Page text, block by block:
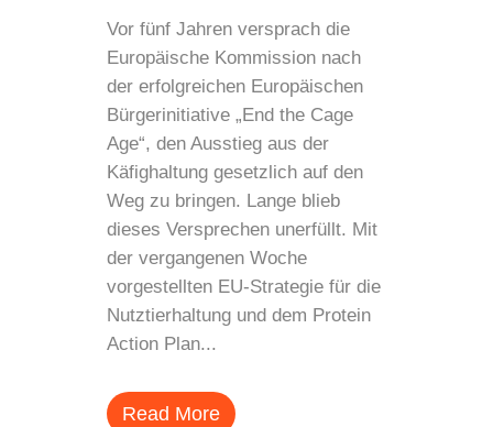
Vor fünf Jahren versprach die
Europäische Kommission nach
der erfolgreichen Europäischen
Bürgerinitiative „End the Cage
Age“, den Ausstieg aus der
Käfighaltung gesetzlich auf den
Weg zu bringen. Lange blieb
dieses Versprechen unerfüllt. Mit
der vergangenen Woche
vorgestellten EU-Strategie für die
Nutztierhaltung und dem Protein
Action Plan...
Read More